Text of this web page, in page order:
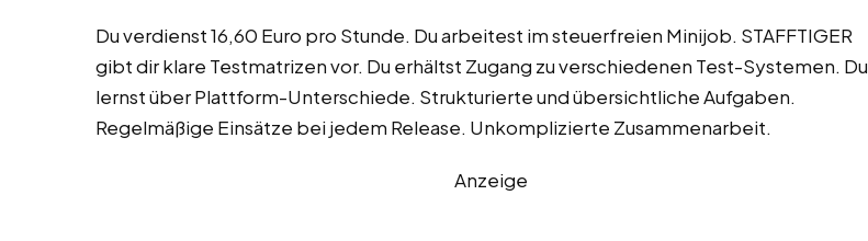
Du verdienst 16,60 Euro pro Stunde. Du arbeitest im steuerfreien Minijob. STAFFTIGER
gibt dir klare Testmatrizen vor. Du erhältst Zugang zu verschiedenen Test-Systemen. Du
lernst über Plattform-Unterschiede. Strukturierte und übersichtliche Aufgaben.
Regelmäßige Einsätze bei jedem Release. Unkomplizierte Zusammenarbeit.
Anzeige